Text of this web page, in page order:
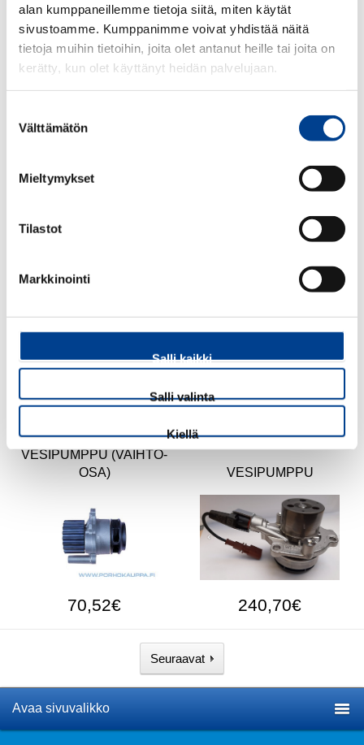
alan kumppaneillemme tietoja siitä, miten käytät
sivustoamme. Kumppanimme voivat yhdistää näitä
tietoja muihin tietoihin, joita olet antanut heille tai joita on
kerätty, kun olet käyttänyt heidän palvelujaan.
valinta
Välttämätön
Mieltymykset
Tilastot
Markkinointi
Salli kaikki
Salli valinta
Kiellä
118,33€ 103,80€
VESIPUMPPU (VAIHTO-
OSA)
Vesipumppu,
tiivisterenkaalla
OSA)
102,78€
tiivisterenkaalla
90,60€
VESIPUMPPU (VAIHTO-
OSA)
70,52€
VESIPUMPPU
240,70€
Seuraavat
Avaa sivuvalikko